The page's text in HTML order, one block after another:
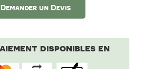
Demander un Devis
disponibles en